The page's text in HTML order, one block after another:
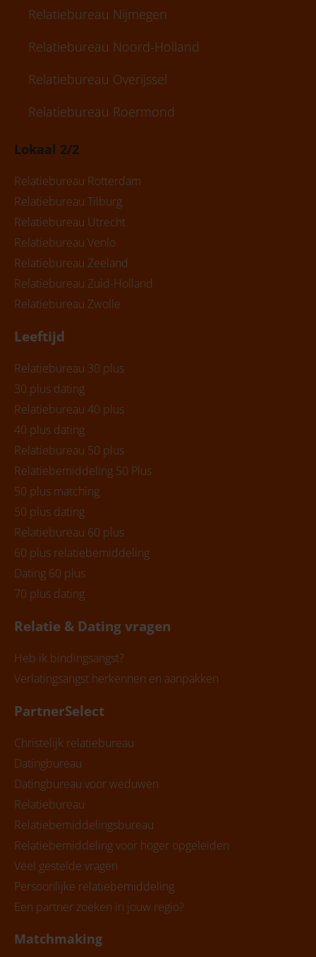
Relatiebureau Nijmegen
Relatiebureau Noord-Holland
Relatiebureau Overijssel
Relatiebureau Roermond
Lokaal 2/2
Relatiebureau Rotterdam
Relatiebureau Tilburg
Relatiebureau Utrecht
Relatiebureau Venlo
Relatiebureau Zeeland
Relatiebureau Zuid-Holland
Relatiebureau Zwolle
Leeftijd
Relatiebureau 30 plus
30 plus dating
Relatiebureau 40 plus
40 plus dating
Relatiebureau 50 plus
Relatiebemiddeling 50 Plus
50 plus matching
50 plus dating
Relatiebureau 60 plus
60 plus relatiebemiddeling
Dating 60 plus
70 plus dating
Relatie & Dating vragen
Heb ik bindingsangst?
Verlatingsangst herkennen en aanpakken
PartnerSelect
Christelijk relatiebureau
Datingbureau
Datingbureau voor weduwen
Relatiebureau
Relatiebemiddelingsbureau
Relatiebemiddeling voor hoger opgeleiden
Veel gestelde vragen
Persoonlijke relatiebemiddeling
Een partner zoeken in jouw regio?
Matchmaking